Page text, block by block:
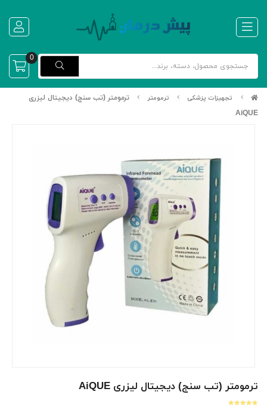
0
تجهیزات پزشکی ترمومتر
ترمومتر (تب سنج) دیجیتال لیزری
AiQUE
ترمومتر (تب سنج) دیجیتال لیزری AiQUE